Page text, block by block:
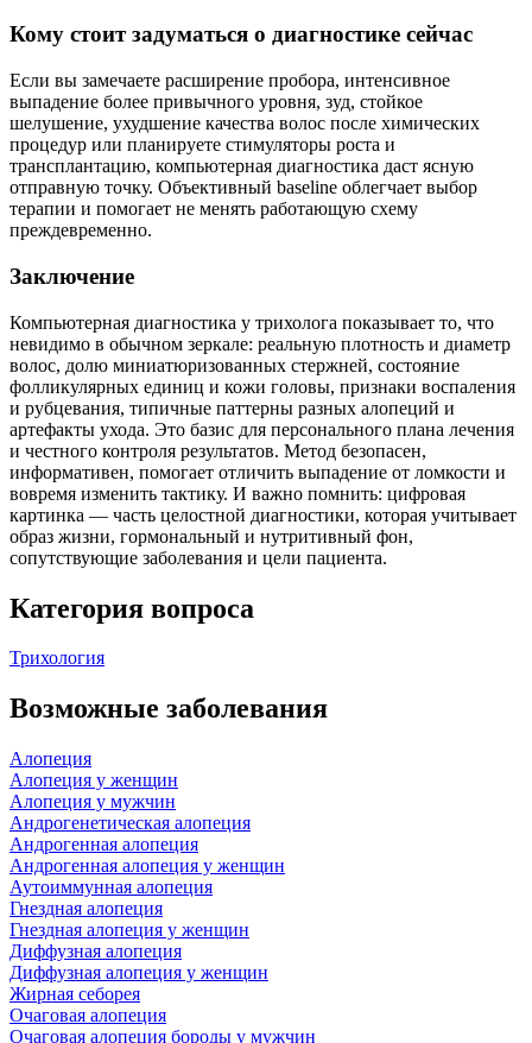
Кому стоит задуматься о диагностике сейчас
Если вы замечаете расширение пробора, интенсивное
выпадение более привычного уровня, зуд, стойкое
шелушение, ухудшение качества волос после химических
процедур или планируете стимуляторы роста и
трансплантацию, компьютерная диагностика даст ясную
отправную точку. Объективный baseline облегчает выбор
терапии и помогает не менять работающую схему
преждевременно.
Заключение
Компьютерная диагностика у трихолога показывает то, что
невидимо в обычном зеркале: реальную плотность и диаметр
волос, долю миниатюризованных стержней, состояние
фолликулярных единиц и кожи головы, признаки воспаления
и рубцевания, типичные паттерны разных алопеций и
артефакты ухода. Это базис для персонального плана лечения
и честного контроля результатов. Метод безопасен,
информативен, помогает отличить выпадение от ломкости и
вовремя изменить тактику. И важно помнить: цифровая
картинка — часть целостной диагностики, которая учитывает
образ жизни, гормональный и нутритивный фон,
сопутствующие заболевания и цели пациента.
Категория вопроса
Трихология
Возможные заболевания
Алопеция
Алопеция у женщин
Алопеция у мужчин
Андрогенетическая алопеция
Андрогенная алопеция
Андрогенная алопеция у женщин
Аутоиммунная алопеция
Гнездная алопеция
Гнездная алопеция у женщин
Диффузная алопеция
Диффузная алопеция у женщин
Жирная себорея
Очаговая алопеция
Очаговая алопеция бороды у мужчин